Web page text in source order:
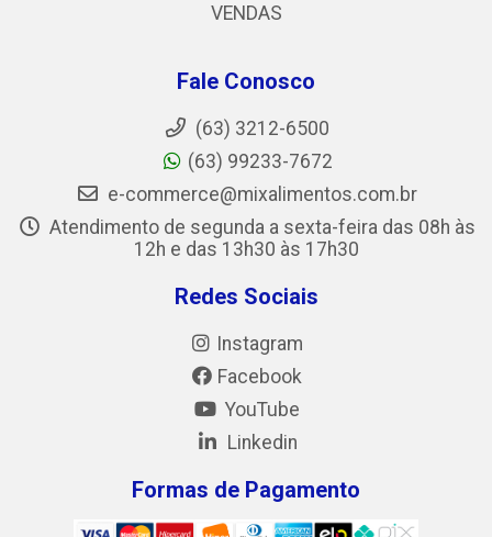
VENDAS
Fale Conosco
(63) 3212-6500
(63) 99233-7672
e-commerce@mixalimentos.com.br
Atendimento de segunda a sexta-feira das 08h às
12h e das 13h30 às 17h30
Redes Sociais
Instagram
Facebook
YouTube
Linkedin
Formas de Pagamento